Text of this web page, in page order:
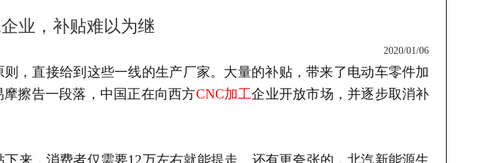
业，补贴难以为继
2020/01/06
，直接给到这些一线的生产厂家。大量的补贴，带来了电动车零件加
擦告一段落，中国正在向西方CNC加工企业开放市场，并逐步取消补
来，消费者仅需要12万左右就能提走。还有更夸张的，北汽新能源生